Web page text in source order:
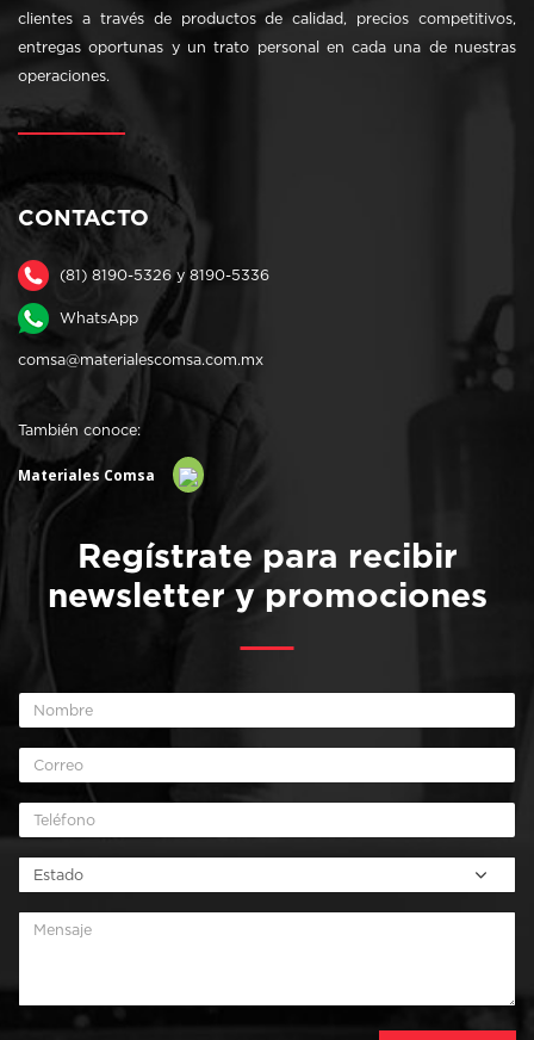
clientes a través de productos de calidad, precios competitivos,
entregas oportunas y un trato personal en cada una de nuestras
operaciones.
CONTACTO
(81) 8190-5326 y 8190-5336
WhatsApp
comsa@materialescomsa.com.mx
También conoce:
Materiales Comsa
Regístrate para recibir
newsletter y promociones